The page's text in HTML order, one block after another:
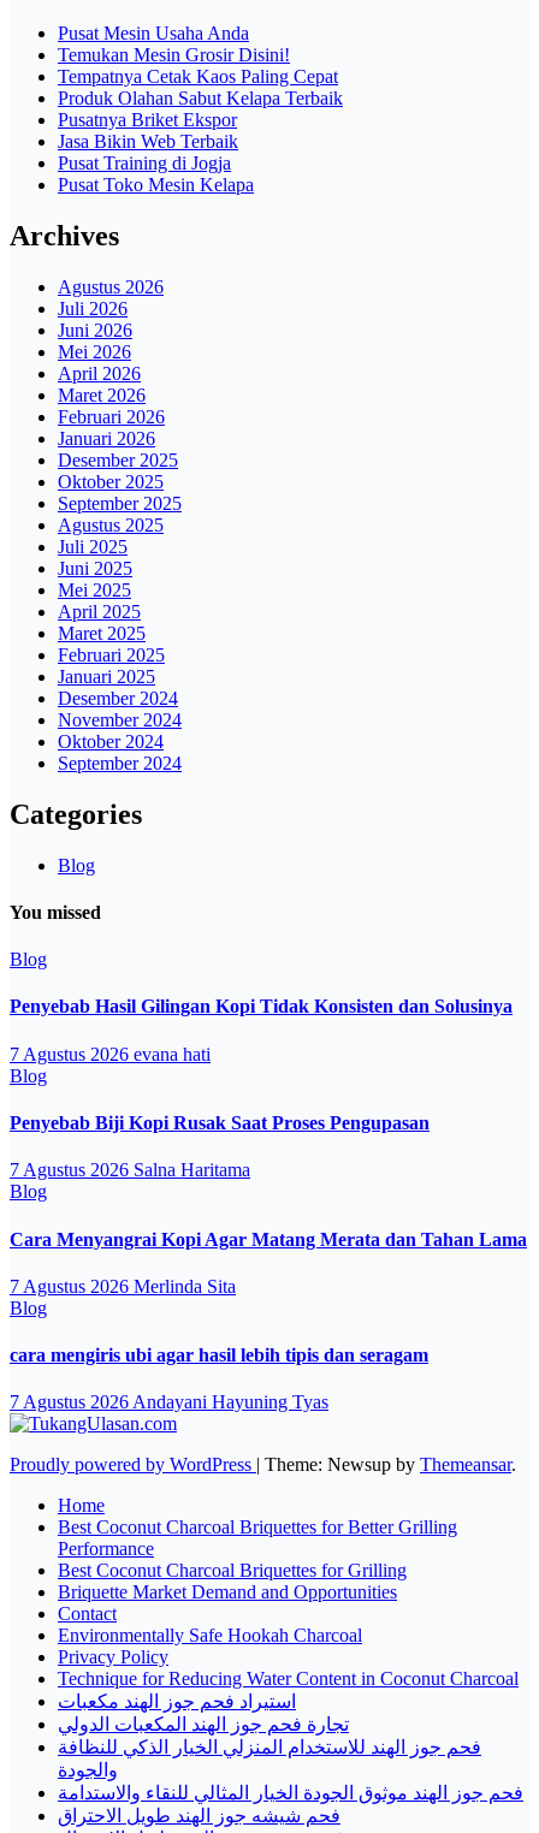
Pusat Mesin Usaha Anda
Temukan Mesin Grosir Disini!
Tempatnya Cetak Kaos Paling Cepat
Produk Olahan Sabut Kelapa Terbaik
Pusatnya Briket Ekspor
Jasa Bikin Web Terbaik
Pusat Training di Jogja
Pusat Toko Mesin Kelapa
Archives
Agustus 2026
Juli 2026
Juni 2026
Mei 2026
April 2026
Maret 2026
Februari 2026
Januari 2026
Desember 2025
Oktober 2025
September 2025
Agustus 2025
Juli 2025
Juni 2025
Mei 2025
April 2025
Maret 2025
Februari 2025
Januari 2025
Desember 2024
November 2024
Oktober 2024
September 2024
Categories
Blog
You missed
Blog
Penyebab Hasil Gilingan Kopi Tidak Konsisten dan Solusinya
7 Agustus 2026 evana hati
Blog
Penyebab Biji Kopi Rusak Saat Proses Pengupasan
7 Agustus 2026 Salna Haritama
Blog
Cara Menyangrai Kopi Agar Matang Merata dan Tahan Lama
7 Agustus 2026 Merlinda Sita
Blog
cara mengiris ubi agar hasil lebih tipis dan seragam
7 Agustus 2026 Andayani Hayuning Tyas
Proudly powered by WordPress | Theme: Newsup by Themeansar.
Home
Best Coconut Charcoal Briquettes for Better Grilling
Performance
Best Coconut Charcoal Briquettes for Grilling
Briquette Market Demand and Opportunities
Contact
Environmentally Safe Hookah Charcoal
Privacy Policy
Technique for Reducing Water Content in Coconut Charcoal
استيراد فحم جوز الهند مكعبات
تجارة فحم جوز الهند المكعبات الدولي
فحم جوز الهند للاستخدام المنزلي الخيار الذكي للنظافة
والجودة
فحم جوز الهند موثوق الجودة الخيار المثالي للنقاء والاستدامة
فحم شيشه جوز الهند طويل الاحتراق